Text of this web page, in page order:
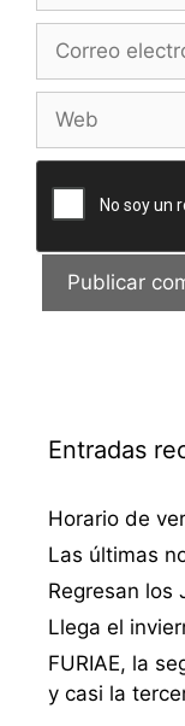
Correo
Web
Entradas
Horario de
Las últimas
Regresan los
Llega el
FURIAE, la
y casi la